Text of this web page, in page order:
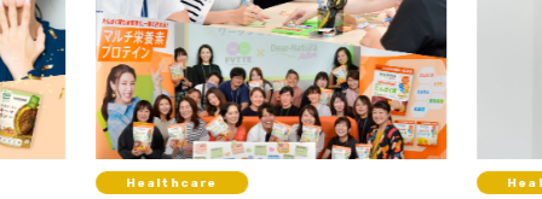
Healthcare Healthcare